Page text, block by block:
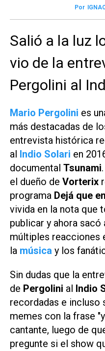
Por
Salió a la luz
vio de la
Pergolini al
Mario Pergolini es
más destacadas de
entrevista histórica
al
Indio Solari en
documental Tsunami
el dueño de Vorterix
programa Dejá que
vivida en la nota que
publicar y ahora sacó
múltiples reacciones
la música y los
Sin dudas que la
de Pergolini al Indio
recordadas e incluso
memes con la frase
cantante, luego de
pregunte si el show